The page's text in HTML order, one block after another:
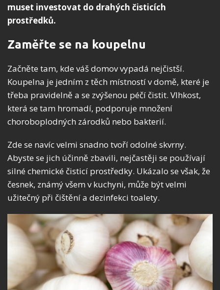
muset investovat do drahých čisticích
prostředků.
Zaměřte se na koupelnu
Začněte tam, kde váš domov vypadá nejčistší.
Koupelna je jedním z těch místností v domě, které je
třeba pravidelně a se zvýšenou péčí čistit. Vlhkost,
která se tam hromadí, podporuje množení
choroboplodných zárodků nebo bakterií.
Zde se navíc velmi snadno tvoří odolné skvrny.
Abyste se jich účinně zbavili, nejčastěji se používají
silné chemické čisticí prostředky. Ukázalo se však, že
česnek, známý všem v kuchyni, může být velmi
užitečný při čištění a dezinfekci toalety.